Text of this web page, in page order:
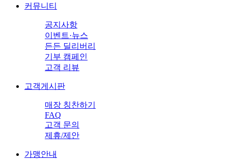
커뮤니티
공지사항
이벤트·뉴스
든든 딜리버리
기부 캠페인
고객 리뷰
고객게시판
매장 칭찬하기
FAQ
고객 문의
제휴/제안
가맹안내